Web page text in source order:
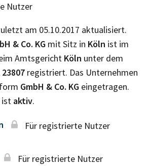
Nutzer
am 05.10.2017 aktualisiert.
& Co. KG mit Sitz in Köln ist im
Amtsgericht Köln unter dem
23807 registriert. Das Unternehmen
GmbH & Co. KG eingetragen.
ist aktiv.
Für registrierte Nutzer
Für registrierte Nutzer